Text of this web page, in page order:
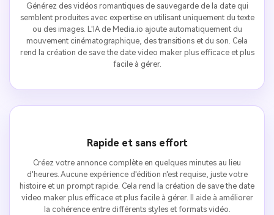
Générez des vidéos romantiques de sauvegarde de la date qui
semblent produites avec expertise en utilisant uniquement du texte
ou des images. L'IA de Media.io ajoute automatiquement du
mouvement cinématographique, des transitions et du son. Cela
rend la création de save the date video maker plus efficace et plus
facile à gérer.
Rapide et sans effort
Créez votre annonce complète en quelques minutes au lieu
d'heures. Aucune expérience d'édition n'est requise, juste votre
histoire et un prompt rapide. Cela rend la création de save the date
video maker plus efficace et plus facile à gérer. Il aide à améliorer
la cohérence entre différents styles et formats vidéo.